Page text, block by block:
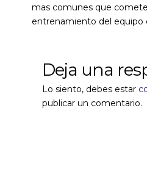
mas comunes que
entrenamiento del equipo
Deja una
Lo siento, debes estar
publicar un comentario.